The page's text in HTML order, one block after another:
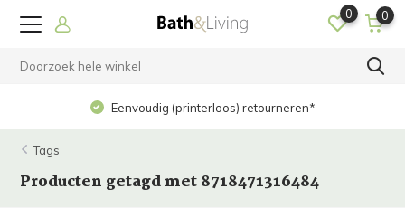
0 0
Eenvoudig (printerloos) retourneren*
Tags
Producten getagd met 8718471316484